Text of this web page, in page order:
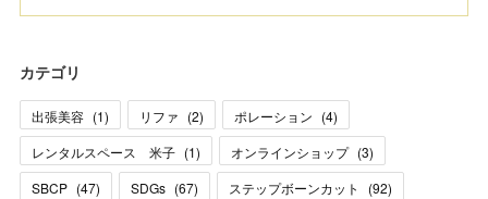
カテゴリ
出張美容 (1) リファ (2) ポレーション (4)
レンタルスペース 米子 (1) オンラインショップ (3)
SBCP (47) SDGs (67) ステップボーンカット (92)